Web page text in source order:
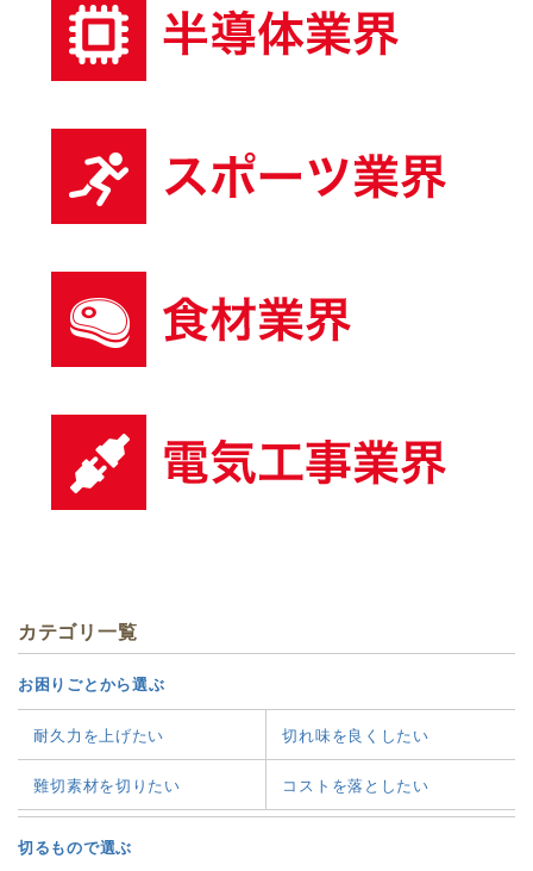
カテゴリ一覧
お困りごとから選ぶ
耐久力を上げたい 切れ味を良くしたい
難切素材を切りたい コストを落としたい
切るもので選ぶ